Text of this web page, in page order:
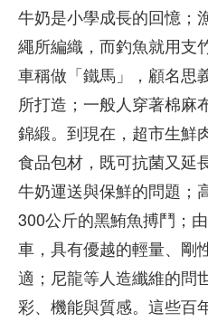
牛奶是小學成長的回憶；
繩所編織，而釣魚就用支
車稱做「鐵馬」，顧名思
所打造；一般人穿著棉麻
錦緞。到現在，超市生鮮
食品包材，既可抗菌又延
牛奶運送與保鮮的問題；
300公斤的黑鮪魚搏鬥；
車，具有優越的輕量、剛
適；尼龍等人造纖維的問
彩、機能與質感。這些百